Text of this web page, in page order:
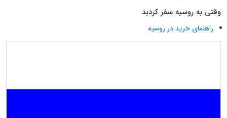
وقتی به روسیه سفر کردید
راهنمای خرید در روسیه